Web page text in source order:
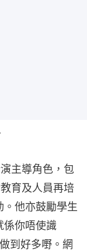
主導角色，包
育及人員再培
他亦鼓勵學生
你唔使識
到好多嘢。網